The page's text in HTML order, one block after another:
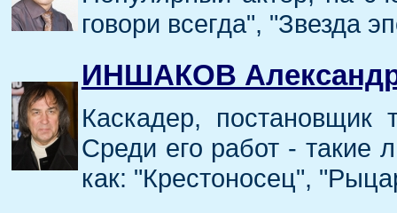
говори всегда", "Звезда
ИНШАКОВ
Каскадер, постановщик
Среди его работ -
как: "Крестоносец",